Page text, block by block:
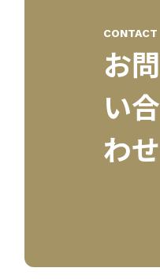
CONTACT
お問
い合
わせ